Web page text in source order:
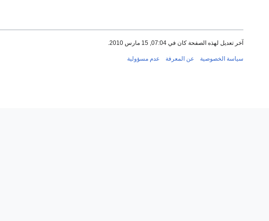
آخر تعديل لهذه الصفحة كان في 07:04, 15 مارس 2010.
سياسة الخصوصية عن المعرفة عدم مسؤولية